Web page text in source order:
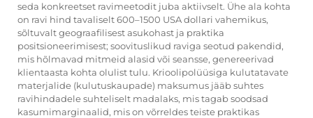
seda konkreetset ravimeetodit juba aktiivselt. Ühe ala kohta
on ravi hind tavaliselt 600–1500 USA dollari vahemikus,
sõltuvalt geograafilisest asukohast ja praktika
positsioneerimisest; soovituslikud raviga seotud pakendid,
mis hõlmavad mitmeid alasid või seansse, genereerivad
klientaasta kohta olulist tulu. Krioolipolüüsiga kulutatavate
materjalide (kulutuskaupade) maksumus jääb suhtes
ravihindadele suhteliselt madalaks, mis tagab soodsad
kasumimarginaalid, mis on võrreldes teiste praktikas